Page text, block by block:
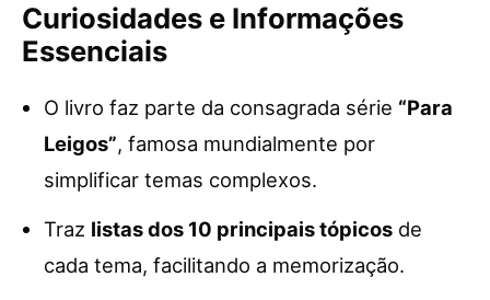
Curiosidades e Informações
Essenciais
O livro faz parte da consagrada série “Para
Leigos”, famosa mundialmente por
simplificar temas complexos.
Traz listas dos 10 principais tópicos de
cada tema, facilitando a memorização.